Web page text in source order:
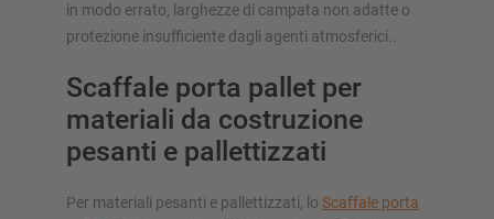
in modo errato, larghezze di campata non adatte o
protezione insufficiente dagli agenti atmosferici..
Scaffale porta pallet per
materiali da costruzione
pesanti e pallettizzati
Per materiali pesanti e pallettizzati, lo Scaffale porta